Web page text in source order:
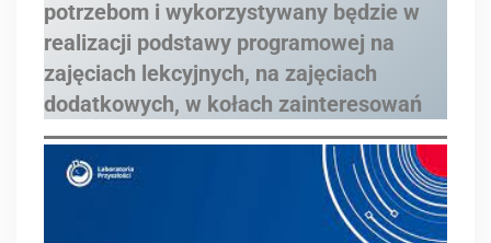
potrzebom i wykorzystywany będzie w
realizacji podstawy programowej na
zajęciach lekcyjnych, na zajęciach
dodatkowych, w kołach zainteresowań